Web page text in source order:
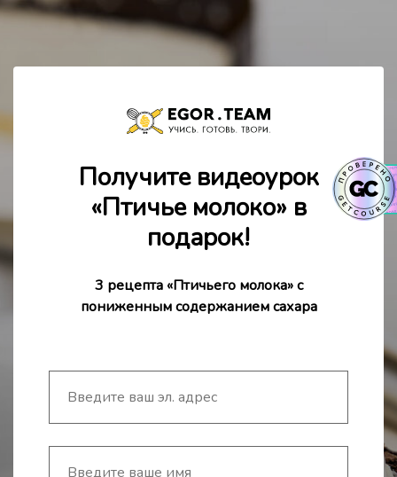
Получите видеоурок
«Птичье молоко» в
подарок!
3 рецепта «Птичьего молока» с
пониженным содержанием сахара